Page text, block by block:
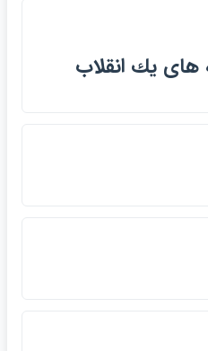
هاي يك انقلاب